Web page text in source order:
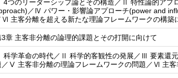
4つのリーダーシップ論とその構造／Ⅱ 特性論的ア
／Ⅳ パワー・影響論アプローチ(power and
Ⅵ 主客分離を超える新たな理論フレームワークの構築
3章 主客非分離の論理的課題とその打開に向けて
科学革命の時代／Ⅱ 科学的客観性の発展／Ⅲ 要素還
／Ⅴ 主客非分離の理論フレームワークの問題／Ⅵ 主